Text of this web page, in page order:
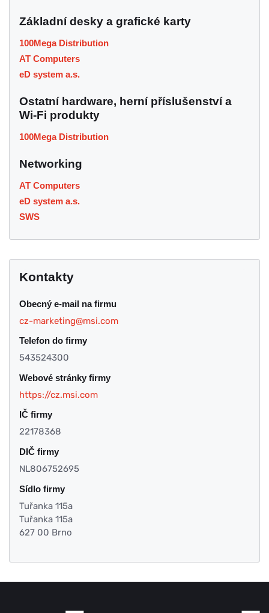
Základní desky a grafické karty
100Mega Distribution
AT Computers
eD system a.s.
Ostatní hardware, herní příslušenství a
Wi-Fi produkty
100Mega Distribution
Networking
AT Computers
eD system a.s.
SWS
Kontakty
Obecný e-mail na firmu
cz-marketing@msi.com
Telefon do firmy
543524300
Webové stránky firmy
https://cz.msi.com
IČ firmy
22178368
DIČ firmy
NL806752695
Sídlo firmy
Tuřanka 115a
Tuřanka 115a
627 00 Brno